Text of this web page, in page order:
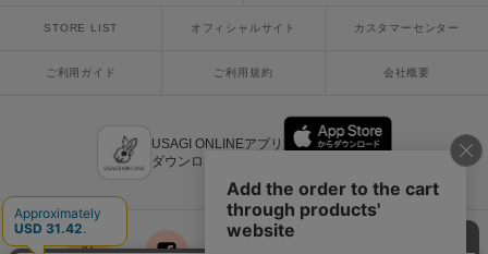
SESAME STREET MARKET
セサミストリートマーケット
SHAKA
シャカ
STORE LIST オフィシャルサイト カスタマーセンター
ご利用ガイド ご利用規約 会社概要
USAGI ONLINEアプリ
ダウンロードはこちら